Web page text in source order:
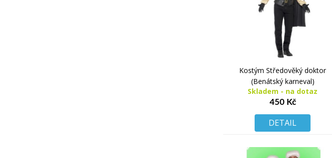
Kostým Středověký doktor
(Benátský karneval)
Skladem - na dotaz
450 Kč
DETAIL